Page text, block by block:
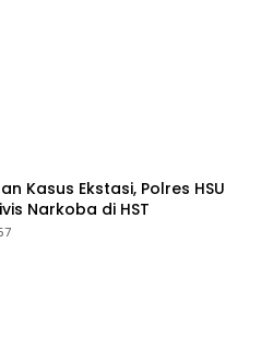
Kasus Ekstasi, Polres HSU
Narkoba di HST